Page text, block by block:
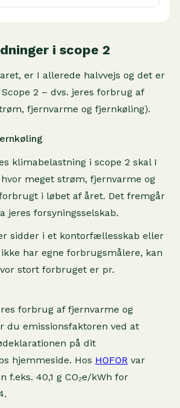
i scope 2
er I allerede halvvejs og det er
2 – dvs. jeres forbrug af
fjernvarme og fjernkøling).
klimabelastning i scope 2 skal I
meget strøm, fjernvarme og
i løbet af året. Det fremgår
jeres forsyningsselskab.
sidder i et kontorfællesskab eller
har egne forbrugsmålere, kan
stort forbruget er pr.
forbrug af fjernvarme og
du emissionsfaktoren ved at
på dit
hjemmeside. Hos HOFORvar
f.eks. 40,1 g CO₂e/kWh for